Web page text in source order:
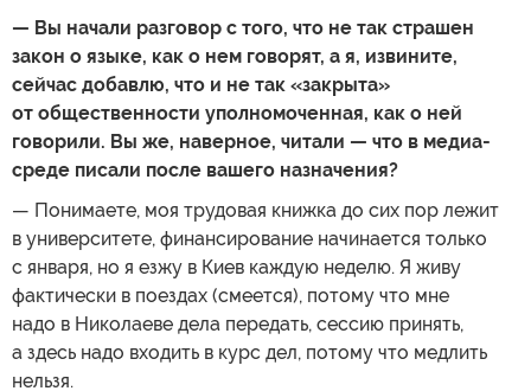
— Вы начали разговор с того, что не так страшен
закон о языке, как о нем говорят, а я, извините,
сейчас добавлю, что и не так «закрыта»
от общественности уполномоченная, как о ней
говорили. Вы же, наверное, читали — что в медиа-
среде писали после вашего назначения?
— Понимаете, моя трудовая книжка до сих пор лежит
в университете, финансирование начинается только
с января, но я езжу в Киев каждую неделю. Я живу
фактически в поездах (смеется), потому что мне
надо в Николаеве дела передать, сессию принять,
а здесь надо входить в курс дел, потому что медлить
нельзя.